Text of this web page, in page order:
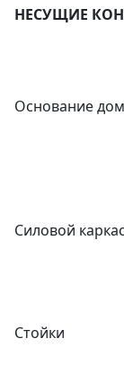
НЕСУЩИЕ
Основание
Силовой каркас
Стойки